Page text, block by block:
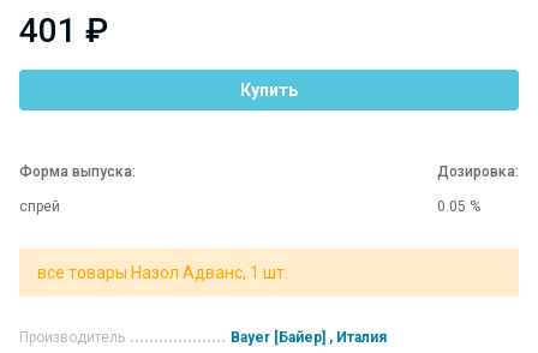
401 ₽
Купить
Форма выпуска:
спрей
Дозировка:
0.05 %
все товары Назол Адванс, 1 шт.
Производитель
Bayer [Байер] , Италия